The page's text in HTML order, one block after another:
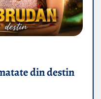
din destin